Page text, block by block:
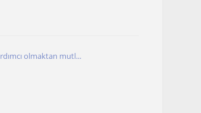
olmaktan mutl...